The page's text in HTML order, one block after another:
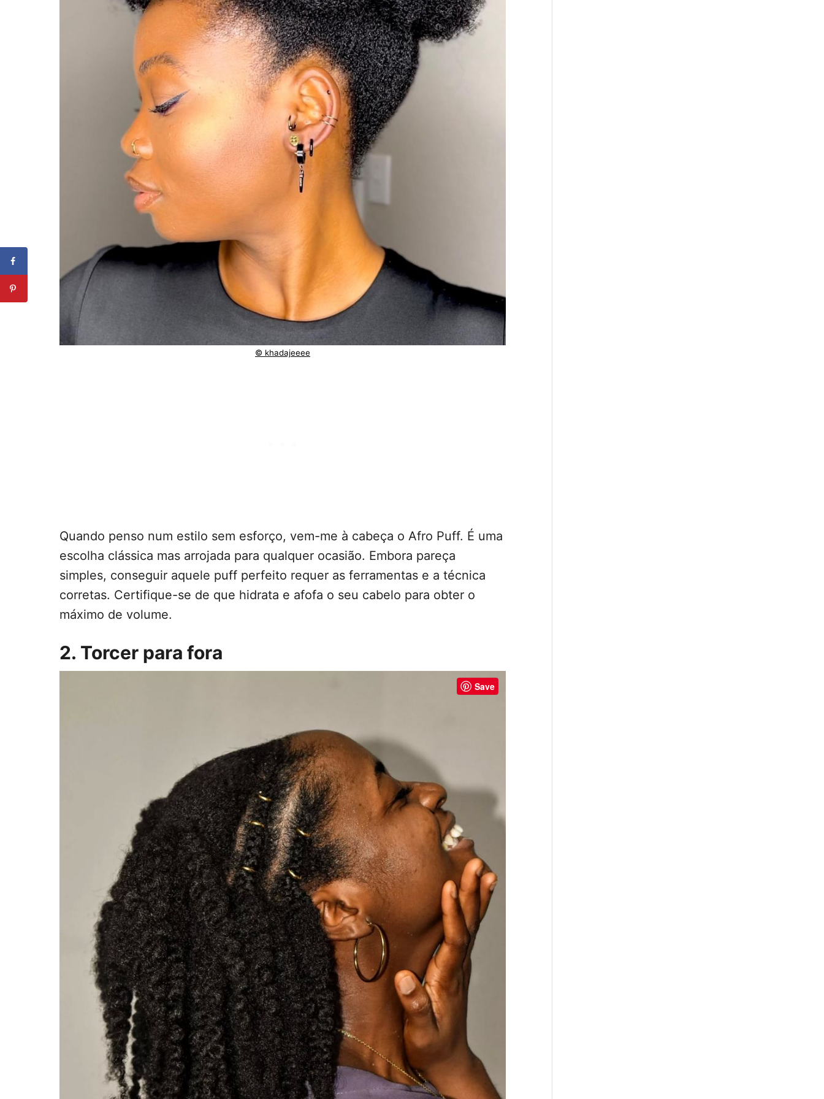
© khadajeeee
Quando penso num estilo sem esforço, vem-me à cabeça o Afro Puff. É uma
escolha clássica mas arrojada para qualquer ocasião. Embora pareça
simples, conseguir aquele puff perfeito requer as ferramentas e a técnica
corretas. Certifique-se de que hidrata e afofa o seu cabelo para obter o
máximo de volume.
2. Torcer para fora
Save